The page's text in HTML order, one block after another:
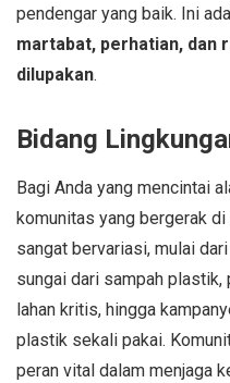
pendengar yang baik. Ini
martabat, perhatian, dan
dilupakan.
Bidang
Bagi Anda yang mencintai
komunitas yang bergerak
sangat bervariasi, mulai
sungai dari sampah
lahan kritis, hingga
plastik sekali pakai.
peran vital dalam menjaga